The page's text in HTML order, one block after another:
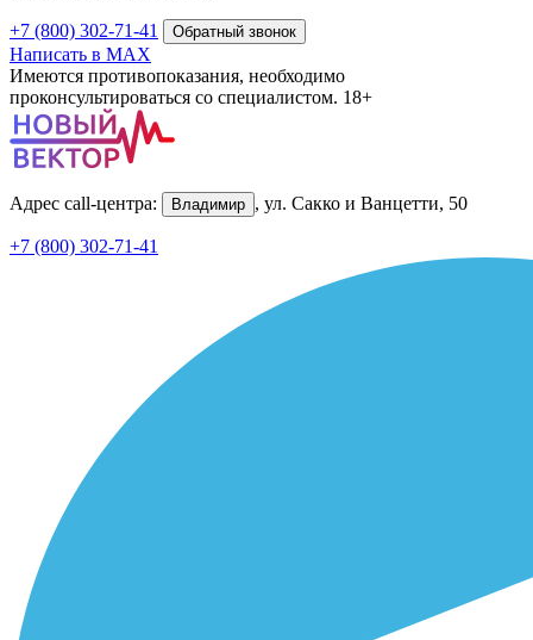
+7 (800) 302-71-41 Обратный звонок
Написать в MAX
Имеются противопоказания, необходимо
проконсультироваться со специалистом. 18+
Адрес call-центра: Владимир , ул. Сакко и Ванцетти, 50
+7 (800) 302-71-41